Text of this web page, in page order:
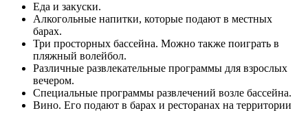
Еда и закуски.
Алкогольные напитки, которые подают в местных
барах.
Три просторных бассейна. Можно также поиграть в
пляжный волейбол.
Различные развлекательные программы для взрослых
вечером.
Специальные программы развлечений возле бассейна.
Вино. Его подают в барах и ресторанах на территории